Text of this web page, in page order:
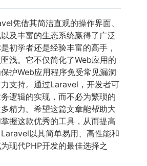
凭借其简洁直观的操作界面、
及丰富的生态系统赢得了广泛
初学者还是经验丰富的高手，
浅。它不仅简化了Web应用的
护Web应用程序免受常见漏洞
支持。通过Laravel，开发者可
逻辑的实现，而不必为繁琐的
精力。希望这篇文章能帮助大
握这款优秀的工具，从而提高
以其简单易用、高性能和
现代PHP开发的最佳选择之